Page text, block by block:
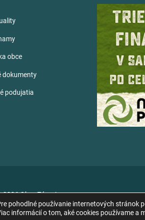
obce
dokumenty
podujatia
2026 Obec Zámutov
pohodlné používanie internetových stránok
informácií o tom, aké cookies používame a